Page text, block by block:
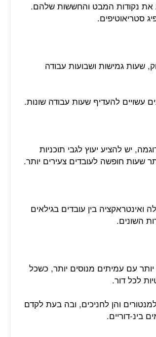
את נקודות המבט והחששות שלהם.
סטריאוטיפים.
שעות גמישות ושבועות עבודה
עשויים להעדיף שעות עבודה שונות.
יש להציע יעוץ לגבי תוכניות
שעות חופשה לעובדים צעירים יותר.
ואינטראקציה בין עובדים בגילאים
השונים.
עם עמיתים מנוסים יותר, כשכל
לכל דור.
והן לחניכים, ובה בעת לקדם
בינ-דוריים.